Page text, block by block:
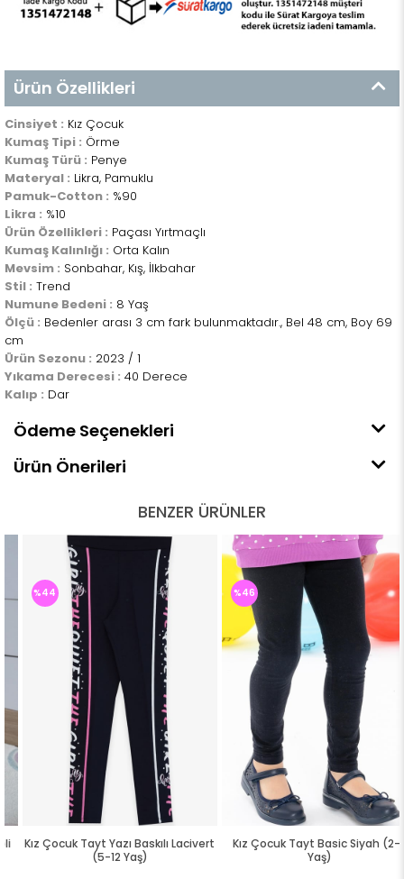
Ürün Özellikleri
Cinsiyet : Kız Çocuk
Kumaş Tipi : Örme
Kumaş Türü : Penye
Materyal : Likra, Pamuklu
Pamuk-Cotton : %90
Likra : %10
Ürün Özellikleri : Paçası Yırtmaçlı
Kumaş Kalınlığı : Orta Kalın
Mevsim : Sonbahar, Kış, İlkbahar
Stil : Trend
Numune Bedeni : 8 Yaş
Ölçü : Bedenler arası 3 cm fark bulunmaktadır., Bel 48 cm, Boy 69
cm
Ürün Sezonu : 2023 / 1
Yıkama Derecesi : 40 Derece
Kalıp : Dar
Ödeme Seçenekleri
Ürün Önerileri
BENZER ÜRÜNLER
Kız Çocuk Tayt Yazı Baskılı Lacivert
(5-12 Yaş)
%44
Kız Çocuk Tayt Basic Siyah (2-3
Yaş)
%46